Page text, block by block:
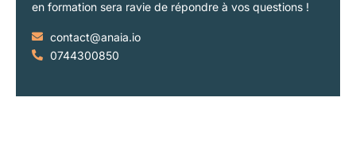
en formation sera ravie de répondre à vos questions !
contact@anaia.io
0744300850